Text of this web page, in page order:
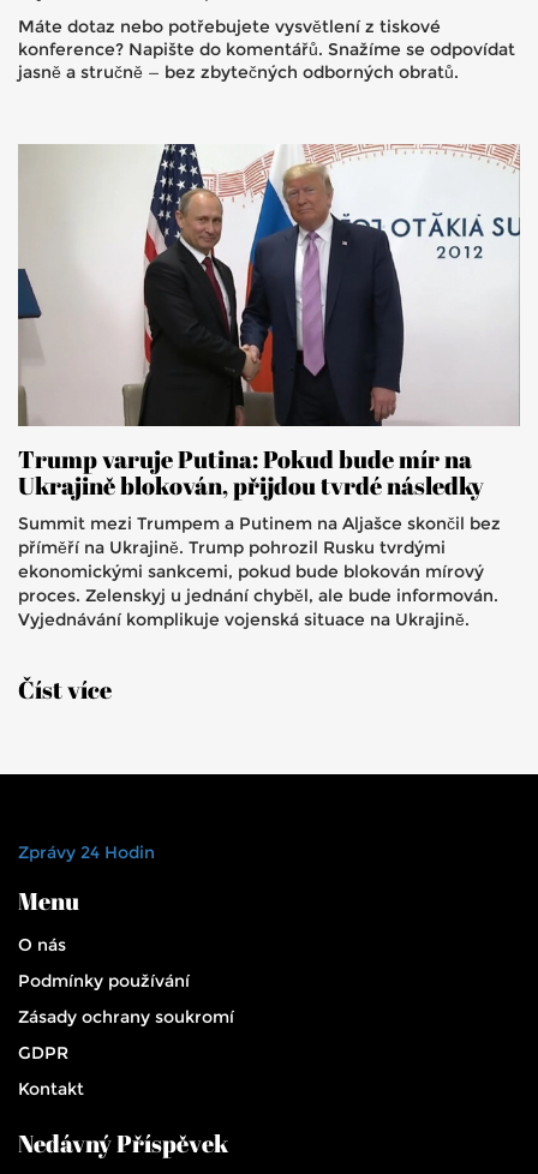
Máte dotaz nebo potřebujete vysvětlení z tiskové
konference? Napište do komentářů. Snažíme se odpovídat
jasně a stručně — bez zbytečných odborných obratů.
Trump varuje Putina: Pokud bude mír na
Ukrajině blokován, přijdou tvrdé následky
Summit mezi Trumpem a Putinem na Aljašce skončil bez
příměří na Ukrajině. Trump pohrozil Rusku tvrdými
ekonomickými sankcemi, pokud bude blokován mírový
proces. Zelenskyj u jednání chyběl, ale bude informován.
Vyjednávání komplikuje vojenská situace na Ukrajině.
Číst více
Zprávy 24 Hodin
Menu
O nás
Podmínky používání
Zásady ochrany soukromí
GDPR
Kontakt
Nedávný Příspěvek